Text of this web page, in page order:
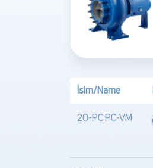
İsim/Name
20-PC PC-VM